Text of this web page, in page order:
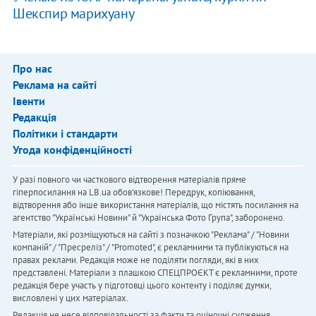
Шекспир марихуану
Про нас
Реклама на сайті
Івенти
Редакція
Політики і стандарти
Угода конфіденційності
У разі повного чи часткового відтворення матеріалів пряме
гіперпосилання на LB.ua обов'язкове! Передрук, копіювання,
відтворення або інше використання матеріалів, що містять посилання на
агентство "Українськi Новини" й "Українська Фото Група", заборонено.
Матеріали, які розміщуються на сайті з позначкою "Реклама" / "Новини
компаній" / "Пресреліз" / "Promoted", є рекламними та публікуються на
правах реклами. Редакція може не поділяти погляди, які в них
представлені. Матеріали з плашкою СПЕЦПРОЄКТ є рекламними, проте
редакція бере участь у підготовці цього контенту і поділяє думки,
висловлені у цих матеріалах.